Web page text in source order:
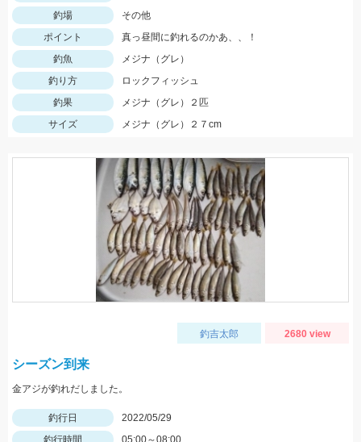
釣場
その他
ポイント
真っ昼間に釣れるのかあ、、！
釣魚
メジナ（グレ）
釣り方
ロックフィッシュ
釣果
メジナ（グレ）２匹
サイズ
メジナ（グレ）２７cm
釣吉太郎 2680 view
シーズン到来
金アジが釣れだしました。
釣行日
2022/05/29
釣行時間
05:00～08:00